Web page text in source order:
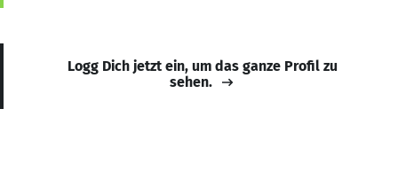
Logg Dich jetzt ein, um das ganze Profil zu
sehen.